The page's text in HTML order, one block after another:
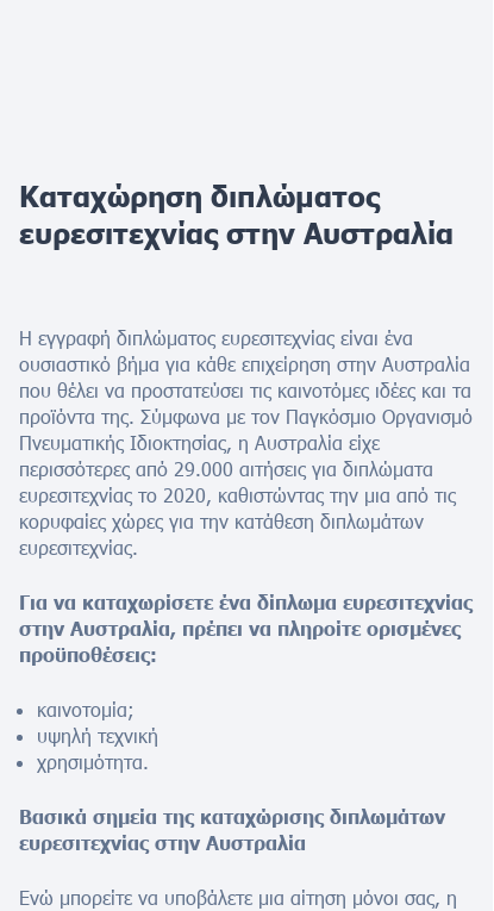
Καταχώρηση διπλώματος
ευρεσιτεχνίας στην Αυστραλία
Η εγγραφή διπλώματος ευρεσιτεχνίας είναι ένα
ουσιαστικό βήμα για κάθε επιχείρηση στην Αυστραλία
που θέλει να προστατεύσει τις καινοτόμες ιδέες και τα
προϊόντα της. Σύμφωνα με τον Παγκόσμιο Οργανισμό
Πνευματικής Ιδιοκτησίας, η Αυστραλία είχε
περισσότερες από 29.000 αιτήσεις για διπλώματα
ευρεσιτεχνίας το 2020, καθιστώντας την μια από τις
κορυφαίες χώρες για την κατάθεση διπλωμάτων
ευρεσιτεχνίας.
Για να καταχωρίσετε ένα δίπλωμα ευρεσιτεχνίας
στην Αυστραλία, πρέπει να πληροίτε ορισμένες
προϋποθέσεις:
καινοτομία;
υψηλή τεχνική
χρησιμότητα.
Βασικά σημεία της καταχώρισης διπλωμάτων
ευρεσιτεχνίας στην Αυστραλία
Ενώ μπορείτε να υποβάλετε μια αίτηση μόνοι σας, η